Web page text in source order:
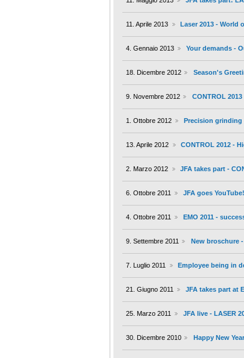
11. Aprile 2013 Laser 2013 - World
4. Gennaio 2013 Your demands -
18. Dicembre 2012 Season's
9. Novembre 2012 CONTROL
1. Ottobre 2012 Precision
13. Aprile 2012 CONTROL 2012 -
2. Marzo 2012 JFA takes part -
6. Ottobre 2011 JFA goes YouTube!
4. Ottobre 2011 EMO 2011 -
9. Settembre 2011 New broschure
7. Luglio 2011 Employee being in
21. Giugno 2011 JFA takes part at
25. Marzo 2011 JFA live - LASER
30. Dicembre 2010 Happy New